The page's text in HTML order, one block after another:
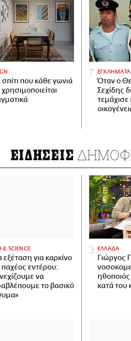
που κάθε γωνιά
ΕΓΚΛΗΜΑΤΑ
Όταν ο
Σεχίδης
τεμάχισε
ΕΙΔΗΣΕΙΣ
& SCIENCE
εξέταση για καρκίνο
παχέος εντέρου:
να
το βασικό
ΕΛΛΑΔΑ
Γιώργος
ηθοποιός
κατά του